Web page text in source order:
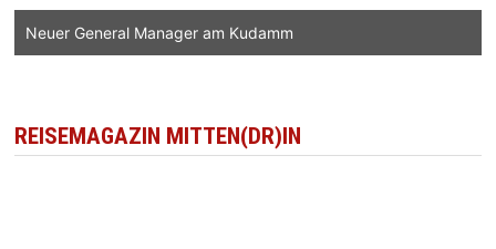
Neuer General Manager am Kudamm
REISEMAGAZIN MITTEN(DR)IN